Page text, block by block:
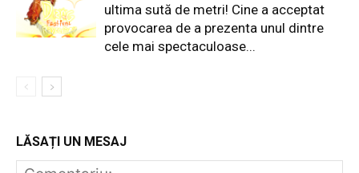
ultima sută de metri! Cine a acceptat
provocarea de a prezenta unul dintre
cele mai spectaculoase...
LĂSAȚI UN MESAJ